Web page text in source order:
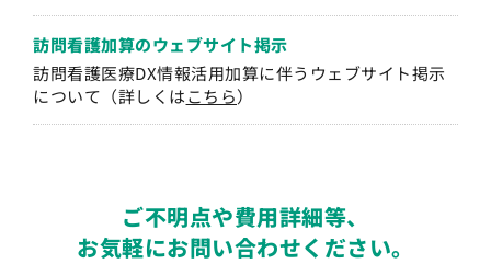
訪問看護加算のウェブサイト掲示
訪問看護医療DX情報活用加算に伴うウェブサイト掲示
について（詳しくはこちら）
ご不明点や費用詳細等、
お気軽にお問い合わせください。